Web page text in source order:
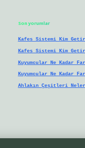
Son yorumlar
Kafes Sistemi Kim
Kafes Sistemi Kim
Kuyumcular Ne Kadar
Kuyumcular Ne Kadar
Ahlakın Çeşitleri